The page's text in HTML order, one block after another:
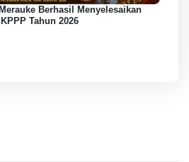
Berhasil Menyelesaikan
Tahun 2026